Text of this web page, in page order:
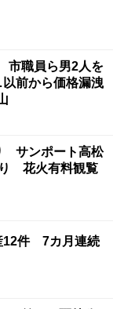
市職員ら男2人を
前から価格漏洩
サンポート高松
花火有料観覧
12件 7カ月連続